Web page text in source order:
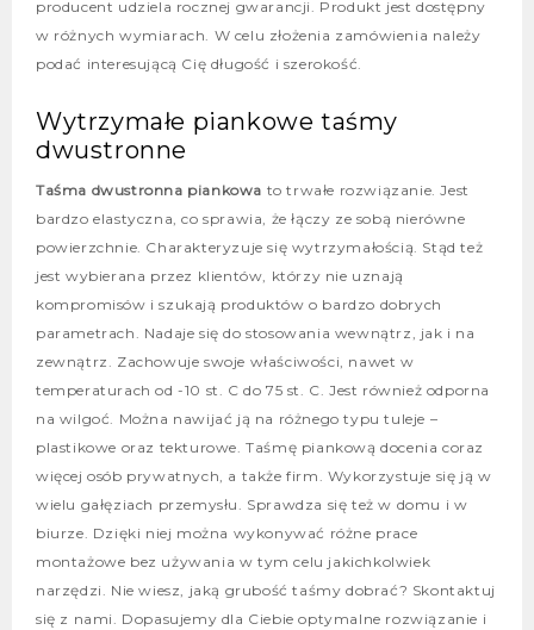
producent udziela rocznej gwarancji. Produkt jest dostępny
w różnych wymiarach. W celu złożenia zamówienia należy
podać interesującą Cię długość i szerokość.
Wytrzymałe piankowe taśmy
dwustronne
Taśma dwustronna piankowa to trwałe rozwiązanie. Jest
bardzo elastyczna, co sprawia, że łączy ze sobą nierówne
powierzchnie. Charakteryzuje się wytrzymałością. Stąd też
jest wybierana przez klientów, którzy nie uznają
kompromisów i szukają produktów o bardzo dobrych
parametrach. Nadaje się do stosowania wewnątrz, jak i na
zewnątrz. Zachowuje swoje właściwości, nawet w
temperaturach od -10 st. C do 75 st. C. Jest również odporna
na wilgoć. Można nawijać ją na różnego typu tuleje –
plastikowe oraz tekturowe. Taśmę piankową docenia coraz
więcej osób prywatnych, a także firm. Wykorzystuje się ją w
wielu gałęziach przemysłu. Sprawdza się też w domu i w
biurze. Dzięki niej można wykonywać różne prace
montażowe bez używania w tym celu jakichkolwiek
narzędzi. Nie wiesz, jaką grubość taśmy dobrać? Skontaktuj
się z nami. Dopasujemy dla Ciebie optymalne rozwiązanie i